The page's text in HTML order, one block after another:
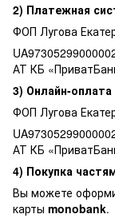
2) Платежная
ФОП Лугова
АТ КБ
3) Онлайн-оплата
ФОП Лугова
АТ КБ
4) Покупка
Вы можете
карты monobank.